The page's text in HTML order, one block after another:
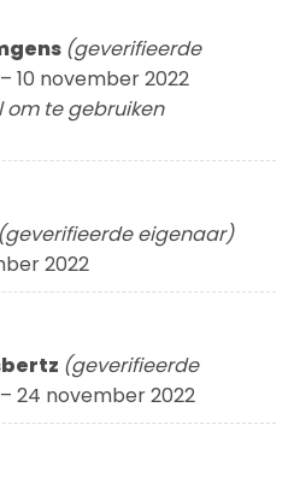
(geverifieerde
– 10 november 2022
om te gebruiken
(geverifieerde eigenaar)
2022
(geverifieerde
– 24 november 2022